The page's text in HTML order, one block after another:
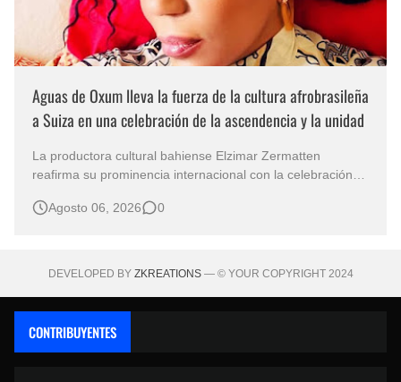
Aguas de Oxum lleva la fuerza de la cultura afrobrasileña
a Suiza en una celebración de la ascendencia y la unidad
La productora cultural bahiense Elzimar Zermatten
reafirma su prominencia internacional con la celebración
celebración une la cultura, la espiritualidad y la tradición
Agosto 06, 2026 0
DEVELOPED BY ZKREATIONS— © YOUR COPYRIGHT 2024
CONTRIBUYENTES